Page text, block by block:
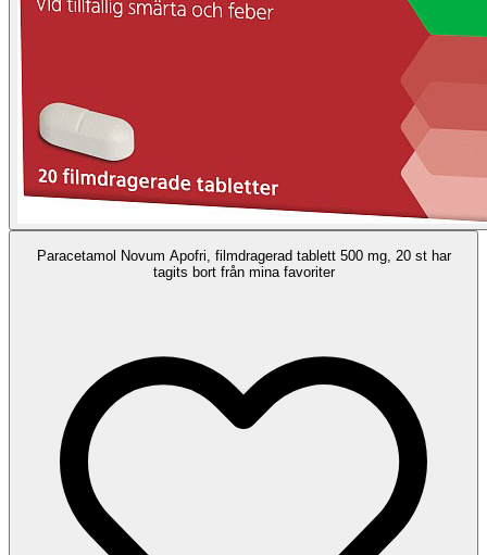
Paracetamol Novum Apofri, filmdragerad tablett 500 mg, 20 st har
tagits bort från mina favoriter